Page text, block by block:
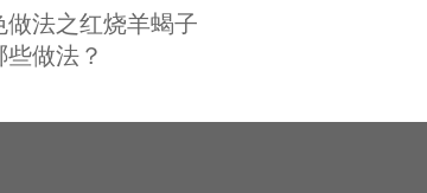
做法之红烧羊蝎子
做法？